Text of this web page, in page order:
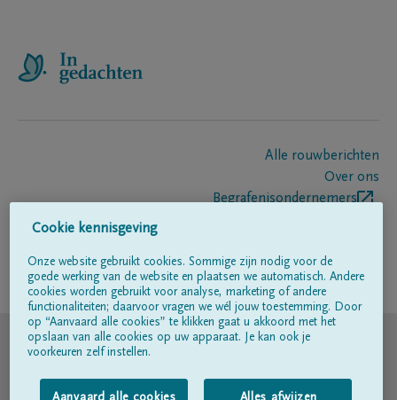
Alle rouwberichten
Over ons
Begrafenisondernemers
Volg ons op
© DELA
Gebruiksvoorwaarden
Cookie kennisgeving
Onze website gebruikt cookies. Sommige zijn nodig voor de
goede werking van de website en plaatsen we automatisch. Andere
cookies worden gebruikt voor analyse, marketing of andere
functionaliteiten; daarvoor vragen we wél jouw toestemming. Door
op “Aanvaard alle cookies” te klikken gaat u akkoord met het
opslaan van alle cookies op uw apparaat. Je kan ook je
voorkeuren zelf instellen.